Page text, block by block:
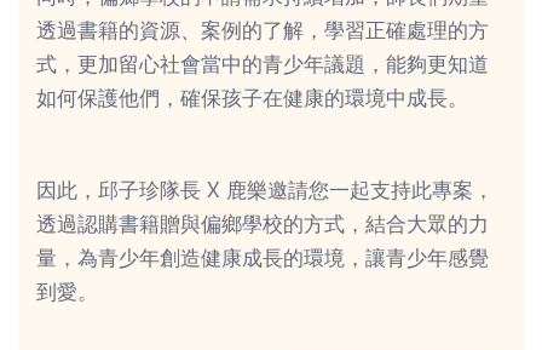
透過書籍的資源、案例的了解，學習正確處理的方
式，更加留心社會當中的青少年議題，能夠更知道
如何保護他們，確保孩子在健康的環境中成長。
因此，邱子珍隊長 X 鹿樂邀請您一起支持此專案，
透過認購書籍贈與偏鄉學校的方式，結合大眾的力
量，為青少年創造健康成長的環境，讓青少年感覺
到愛。